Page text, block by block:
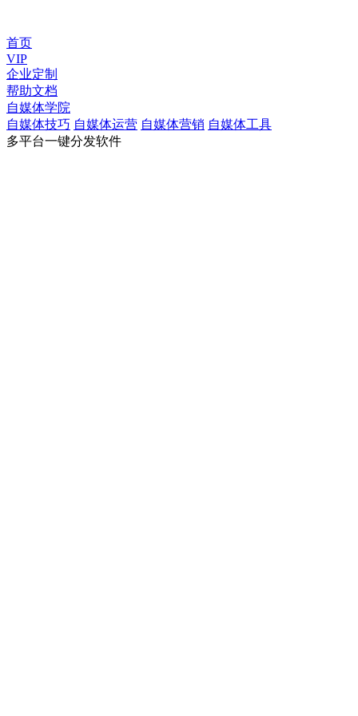
首页
VIP
企业定制
帮助文档
自媒体学院
自媒体技巧 自媒体运营 自媒体营销 自媒体工具
多平台一键分发软件